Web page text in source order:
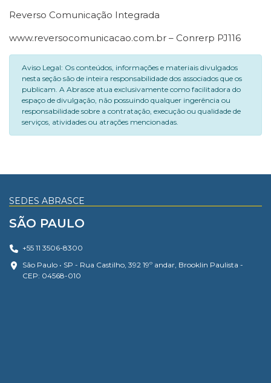
Reverso Comunicação Integrada
www.reversocomunicacao.com.br – Conrerp PJ116
Aviso Legal: Os conteúdos, informações e materiais divulgados
nesta seção são de inteira responsabilidade dos associados que os
publicam. A Abrasce atua exclusivamente como facilitadora do
espaço de divulgação, não possuindo qualquer ingerência ou
responsabilidade sobre a contratação, execução ou qualidade de
serviços, atividades ou atrações mencionadas.
SEDES ABRASCE
SÃO PAULO
+55 11 3506-8300
São Paulo • SP - Rua Castilho, 392 19º andar, Brooklin Paulista -
CEP: 04568-010